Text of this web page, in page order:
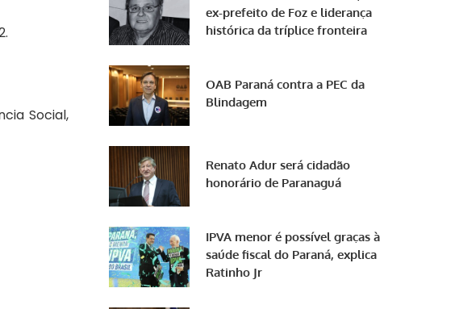
Social,
ex-prefeito de Foz e liderança
histórica da tríplice fronteira
OAB Paraná contra a PEC da
Blindagem
Renato Adur será cidadão
honorário de Paranaguá
IPVA menor é possível graças à
saúde fiscal do Paraná, explica
Ratinho Jr